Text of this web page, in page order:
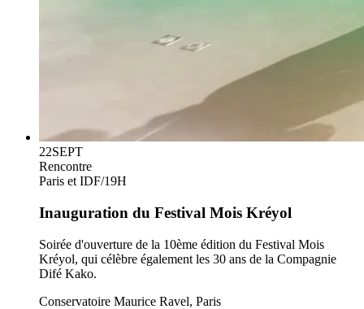
22SEPT
Rencontre
Paris et IDF/19H
Inauguration du Festival Mois Kréyol
Soirée d'ouverture de la 10ème édition du Festival Mois
Kréyol, qui célèbre également les 30 ans de la Compagnie
Difé Kako.
Conservatoire Maurice Ravel, Paris